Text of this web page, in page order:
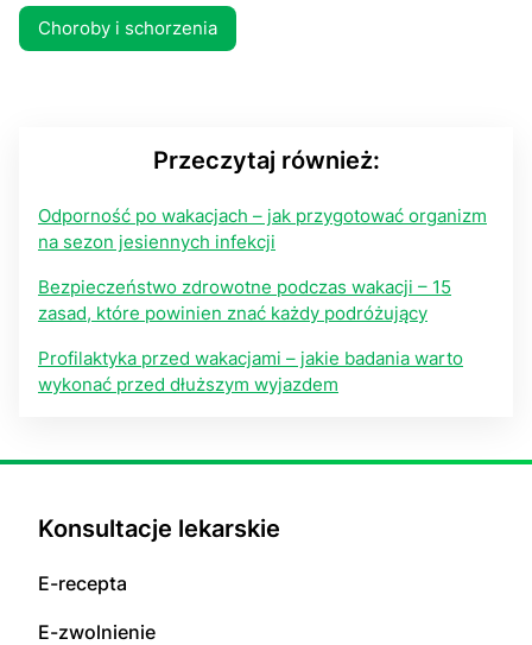
Choroby i schorzenia
Przeczytaj również:
Odporność po wakacjach – jak przygotować organizm
na sezon jesiennych infekcji
Bezpieczeństwo zdrowotne podczas wakacji – 15
zasad, które powinien znać każdy podróżujący
Profilaktyka przed wakacjami – jakie badania warto
wykonać przed dłuższym wyjazdem
Konsultacje lekarskie
E-recepta
E-zwolnienie